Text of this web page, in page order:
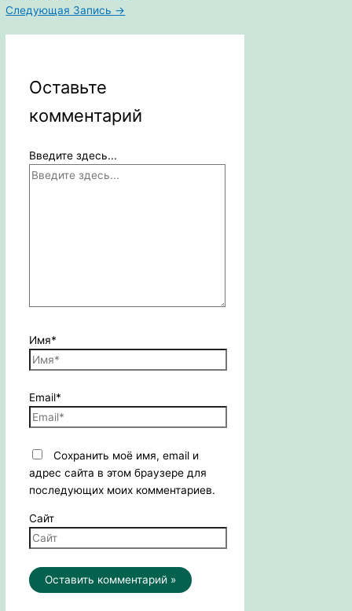
Следующая Запись →
Оставьте
комментарий
Введите здесь...
Имя*
Email*
Сохранить моё имя, email и
адрес сайта в этом браузере для
последующих моих комментариев.
Сайт